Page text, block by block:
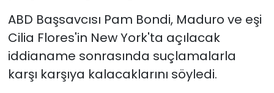
ABD Başsavcısı Pam Bondi, Maduro ve eşi
Cilia Flores'in New York'ta açılacak
iddianame sonrasında suçlamalarla
karşı karşıya kalacaklarını söyledi.